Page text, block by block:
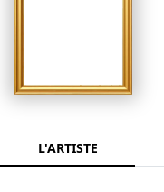
L'ARTISTE